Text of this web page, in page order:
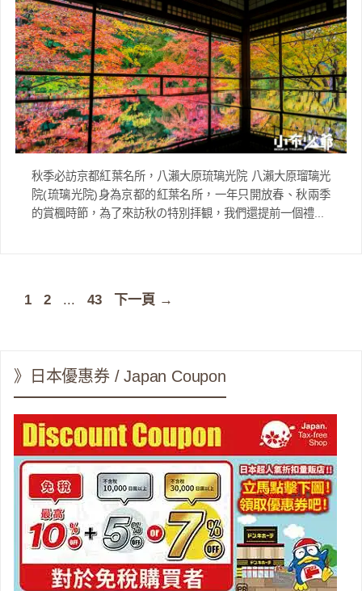
秋季必訪京都紅葉名所，八瀨大原琉璃光院 八瀨大原瑠璃光
院(琉璃光院)身為京都的紅葉名所，一年只開放春、秋兩季
的賞楓時節，為了來訪秋の特別拝観，我們還提前一個禮...
頁
1
頁
2 ...
頁
43 下一頁 →
》日本優惠券 / Japan Coupon